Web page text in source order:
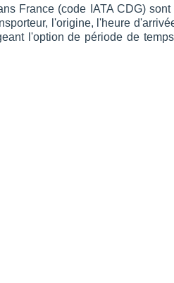
France (code IATA CDG)
l'origine, l'heure
l'option de période de